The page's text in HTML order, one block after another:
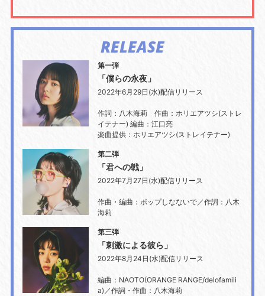
RELEASE
第一弾
「僕らの永夜」
2022年6月29日(水)配信リリース
作詞：八木海莉 作曲：ホリエアツシ(ストレ
イテナー) 編曲：江口亮
楽曲提供：ホリエアツシ(ストレイテナー)
第二弾
「君への戦」
2022年7月27日(水)配信リリース
作曲・編曲：ポップしなないで／作詞：八木
海莉
第三弾
「刺激による彼ら」
2022年8月24日(水)配信リリース
編曲：NAOTO(ORANGE RANGE/delofamili
a)／作詞・作曲：八木海莉